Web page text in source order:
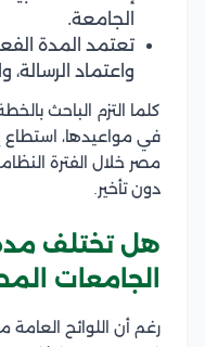
الجامعة.
تعتمد المدة
واعتماد
كلما التزم الباحث
في مواعيدها، استطاع
مصر خلال الفترة
دون تأخير.
هل تختلف مدة
الجامعات
رغم أن اللوائح العامة